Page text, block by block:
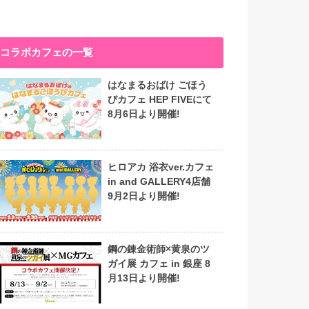
コラボカフェの一覧
はなまるおばけ ごほう
びカフェ HEP FIVEにて
8月6日より開催!
ヒロアカ 浴衣ver.カフェ
in and GALLERY4店舗
9月2日より開催!
鋼の錬金術師×黄泉のツ
ガイ展 カフェ in 銀座 8
月13日より開催!